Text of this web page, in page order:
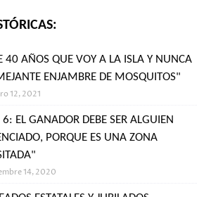
40 AÑOS QUE VOY A LA ISLA Y NUNCA
ENJAMBRE DE MOSQUITOS"
12, 2021
EL GANADOR DEBE SER ALGUIEN
PORQUE ES UNA ZONA
14, 2020